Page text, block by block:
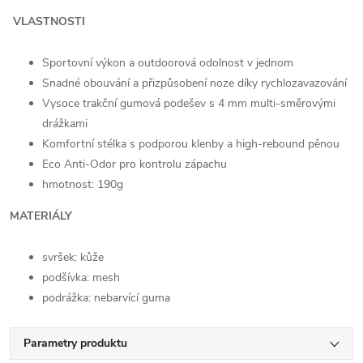
VLASTNOSTI
Sportovní výkon a outdoorová odolnost v jednom
Snadné obouvání a přizpůsobení noze díky rychlozavazování
Vysoce trakční gumová podešev s 4 mm multi-směrovými
drážkami
Komfortní stélka s podporou klenby a high-rebound pěnou
Eco Anti-Odor pro kontrolu zápachu
hmotnost: 190g
MATERIÁLY
svršek: kůže
podšívka: mesh
podrážka: nebarvící guma
Parametry produktu